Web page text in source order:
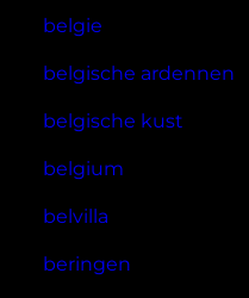
belgie
belgische ardennen
belgische kust
belgium
belvilla
beringen